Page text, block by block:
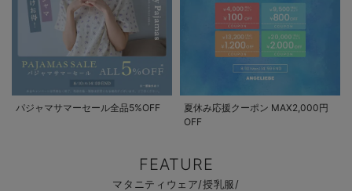
パジャマサマーセール全品5%OFF
夏休み応援クーポン MAX2,000円
OFF
FEATURE
マタニティウェア/授乳服/